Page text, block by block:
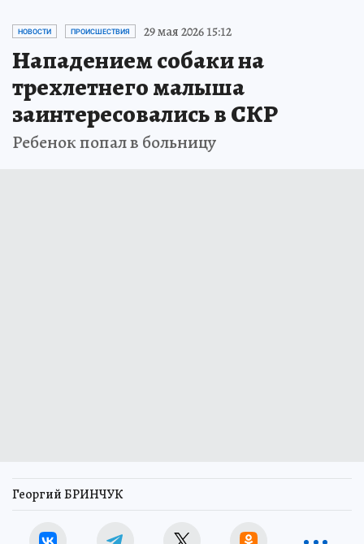
НОВОСТИ ПРОИСШЕСТВИЯ 29 мая 2026 15:12
Нападением собаки на
трехлетнего малыша
заинтересовались в СКР
Ребенок попал в больницу
Георгий БРИНЧУК